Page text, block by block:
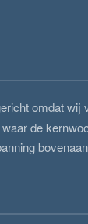
omdat wij
de